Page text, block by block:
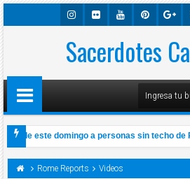
Gra R Be Est E-
Plus
Sacerdotes
de este domingo a personas sin techo de
Sábado 14 de Noviembre de 2020 l Padre
Rome Reports Videos